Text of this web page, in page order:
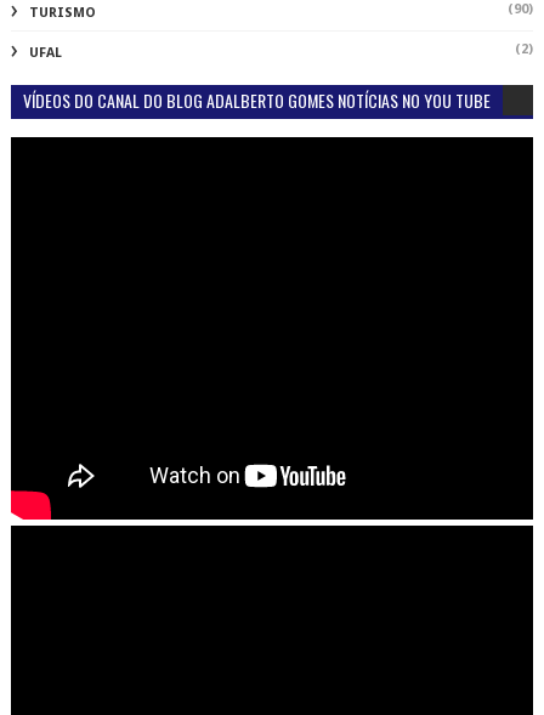
TURISMO (90)
UFAL (2)
VÍDEOS DO CANAL DO BLOG ADALBERTO GOMES NOTÍCIAS NO YOU TUBE